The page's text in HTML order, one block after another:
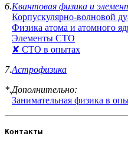
6.Квантовая физика и
Корпускулярно-волновой
Физика атома и атомного
Элементы СТО
✘ СТО в опытах
7.Астрофизика
*.Дополнительно:
Занимательная физика в
Контакты